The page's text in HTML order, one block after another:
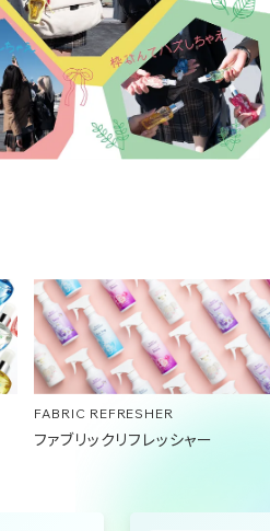
FABRIC REFRESHER
ファブリックリフレッシャー